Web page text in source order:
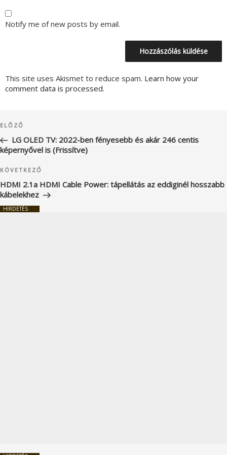
Notify me of new posts by email.
This site uses Akismet to reduce spam. Learn how your
comment data is processed.
navigáció
Korábbi
bejegyzés
ELŐZŐ
LG OLED TV: 2022-ben fényesebb és akár 246 centis
képernyővel is (Frissítve)
Következő
bejegyzés
KÖVETKEZŐ
HDMI 2.1a HDMI Cable Power: tápellátás az eddiginél hosszabb
kábelekhez
HIRDETÉS